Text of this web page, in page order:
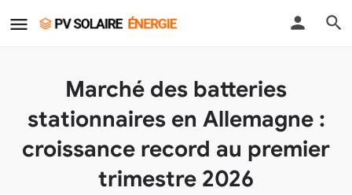
Marché des batteries
stationnaires en Allemagne :
croissance record au premier
trimestre 2026